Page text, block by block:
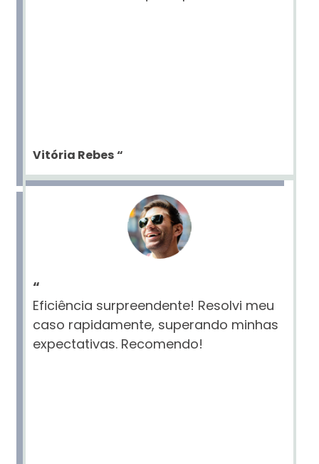
Vitória Rebes“
“
Eficiência surpreendente! Resolvi meu
caso rapidamente, superando minhas
expectativas. Recomendo!